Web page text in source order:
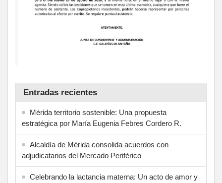
Entradas recientes
Mérida territorio sostenible: Una propuesta
estratégica por María Eugenia Febres Cordero R.
Alcaldía de Mérida consolida acuerdos con
adjudicatarios del Mercado Periférico
Celebrando la lactancia materna: Un acto de amor y